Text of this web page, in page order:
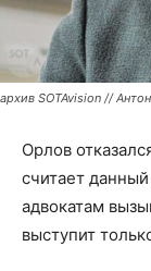
архив SOTAvision //
Орлов
считает
адвокатам
выступит